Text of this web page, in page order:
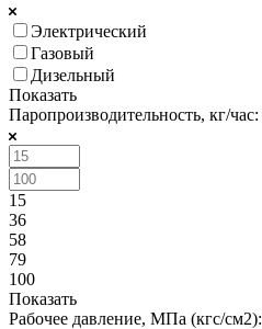
Электрический
Газовый
Дизельный
Показать
Паропроизводительность, кг/час:
15
36
58
79
100
Показать
Рабочее давление, МПа (кгс/см2):